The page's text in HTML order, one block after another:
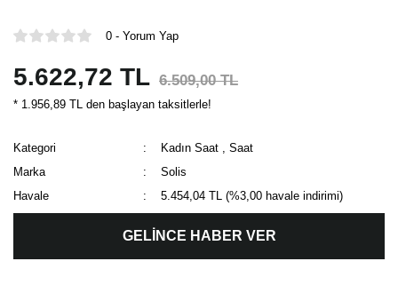
0 - Yorum Yap
5.622,72 TL 6.509,00 TL
* 1.956,89 TL den başlayan taksitlerle!
Kategori Kadın Saat ,Saat
Marka
Solis
Havale
5.454,04 TL (%3,00 havale indirimi)
GELİNCE HABER VER